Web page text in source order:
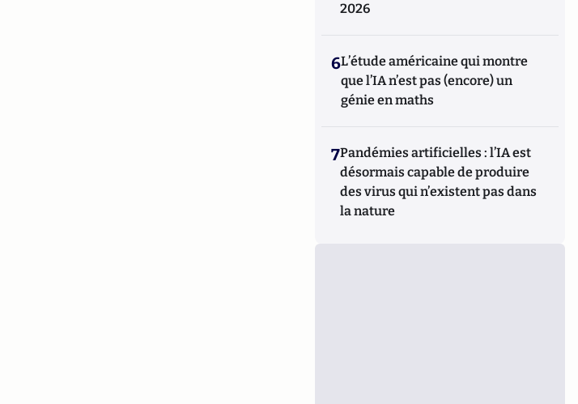
2026
6L’étude américaine qui montre
que l’IA n’est pas (encore) un
génie en maths
7Pandémies artificielles : l’IA est
désormais capable de produire
des virus qui n’existent pas dans
la nature